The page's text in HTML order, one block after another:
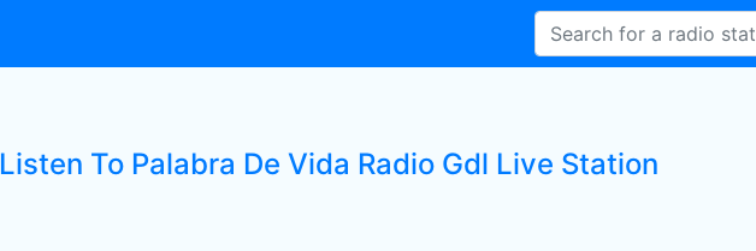
Listen To Palabra De Vida Radio Gdl Live Station